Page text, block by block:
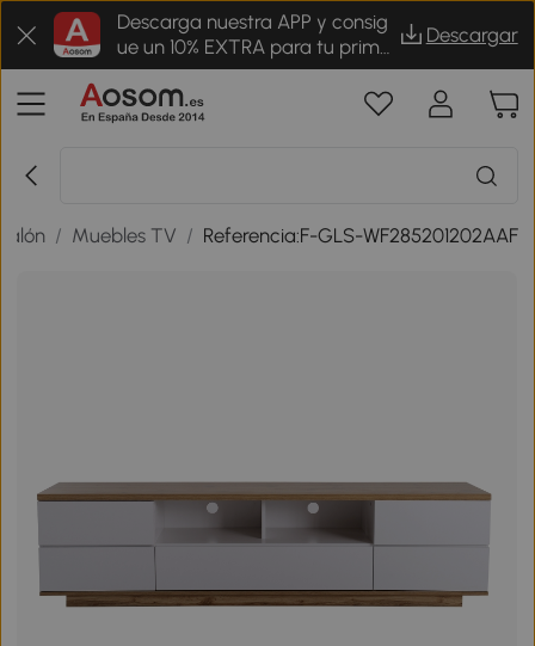
Descarga nuestra APP y consig
ue un 10% EXTRA para tu prime
r pedido
Descargar
/ Muebles TV / Referencia:F-GLS-WF285201202AAF